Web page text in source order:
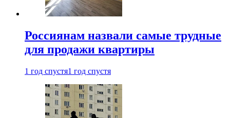
Россиянам назвали самые трудные
для продажи квартиры
1 год спустя1 год спустя